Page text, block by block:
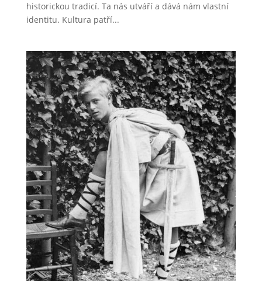
historickou tradicí. Ta nás utváří a dává nám vlastní
identitu. Kultura patří...